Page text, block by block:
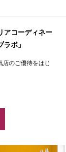
アコーディネー
ラボ」
店のご優待をはじ